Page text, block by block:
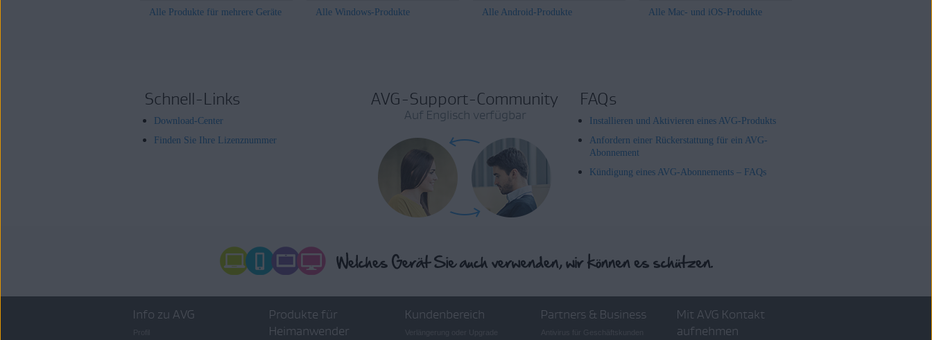
Alle Produkte für mehrere Geräte Alle Windows-Produkte Alle Android-Produkte Alle Mac- und iOS-Produkte
Schnell-Links
Download-Center
Finden Sie Ihre Lizenznummer
AVG-Support-Community
Auf Englisch verfügbar
FAQs
Installieren und Aktivieren eines AVG-Produkts
Anfordern einer Rückerstattung für ein AVG-
Abonnement
Kündigung eines AVG-Abonnements – FAQs
Info zu AVG
Produkte für
Heimanwender
Kundenbereich Partners & Business
Mit AVG Kontakt
aufnehmen